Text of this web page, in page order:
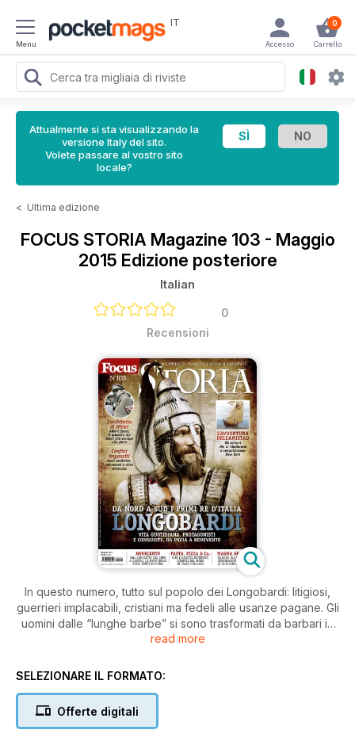
Menu
IT 0
Carrello
Accesso
Attualmente si sta visualizzando la
versione Italy del sito.
Volete passare al vostro sito
locale?
< Ultima edizione
FOCUS STORIA Magazine 103 - Maggio
2015 Edizione posteriore
Italian
0
Recensioni
In questo numero, tutto sul popolo dei Longobardi: litigiosi,
guerrieri implacabili, cristiani ma fedeli alle usanze pagane. Gli
uomini dalle “lunghe barbe” si sono trasformati da barbari in
raffinati cultori delle arti, del diritto e della teologia e hanno
ribelli dell’Amistad, le meraviglie della Magna Grecia, le storie
read more
SELEZIONARE IL FORMATO:
Offerte digitali